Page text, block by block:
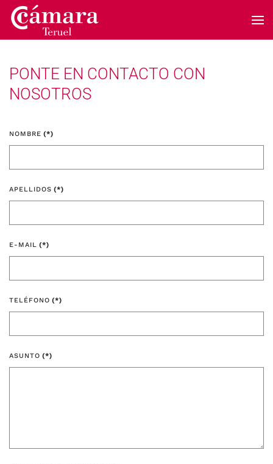
Skip to main content
PONTE EN CONTACTO CON
NOSOTROS
NOMBRE (*)
APELLIDOS (*)
E-MAIL (*)
TELÉFONO (*)
ASUNTO (*)